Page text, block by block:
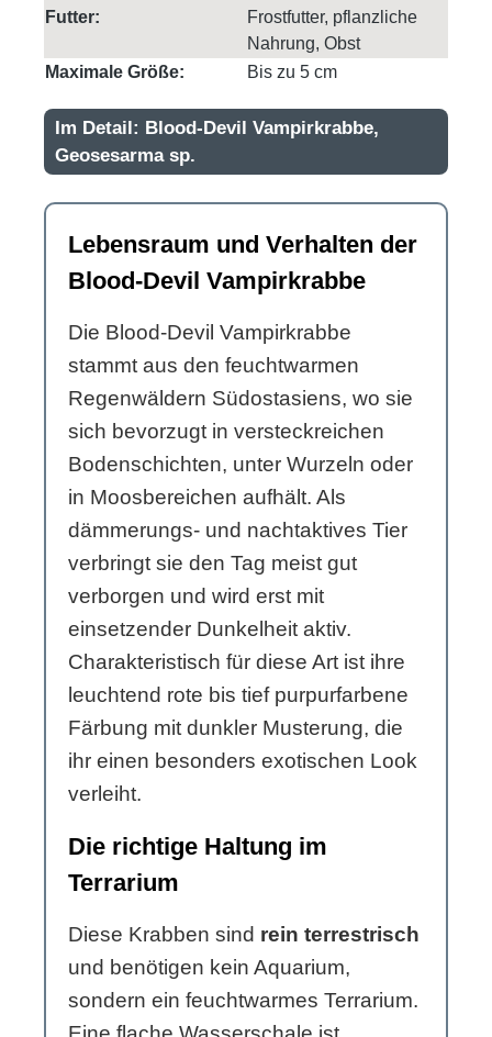
Futter:
Frostfutter, pflanzliche
Nahrung, Obst
Maximale Größe:
Bis zu 5 cm
Im Detail: Blood-Devil Vampirkrabbe,
Geosesarma sp.
Lebensraum und Verhalten der
Blood-Devil Vampirkrabbe
Die Blood-Devil Vampirkrabbe
stammt aus den feuchtwarmen
Regenwäldern Südostasiens, wo sie
sich bevorzugt in versteckreichen
Bodenschichten, unter Wurzeln oder
in Moosbereichen aufhält. Als
dämmerungs- und nachtaktives Tier
verbringt sie den Tag meist gut
verborgen und wird erst mit
einsetzender Dunkelheit aktiv.
Charakteristisch für diese Art ist ihre
leuchtend rote bis tief purpurfarbene
Färbung mit dunkler Musterung, die
ihr einen besonders exotischen Look
verleiht.
Die richtige Haltung im
Terrarium
Diese Krabben sind rein terrestrisch
und benötigen kein Aquarium,
sondern ein feuchtwarmes Terrarium.